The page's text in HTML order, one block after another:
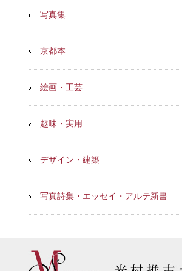
写真集
京都本
絵画・工芸
趣味・実用
デザイン・建築
写真詩集・エッセイ・アルテ新書